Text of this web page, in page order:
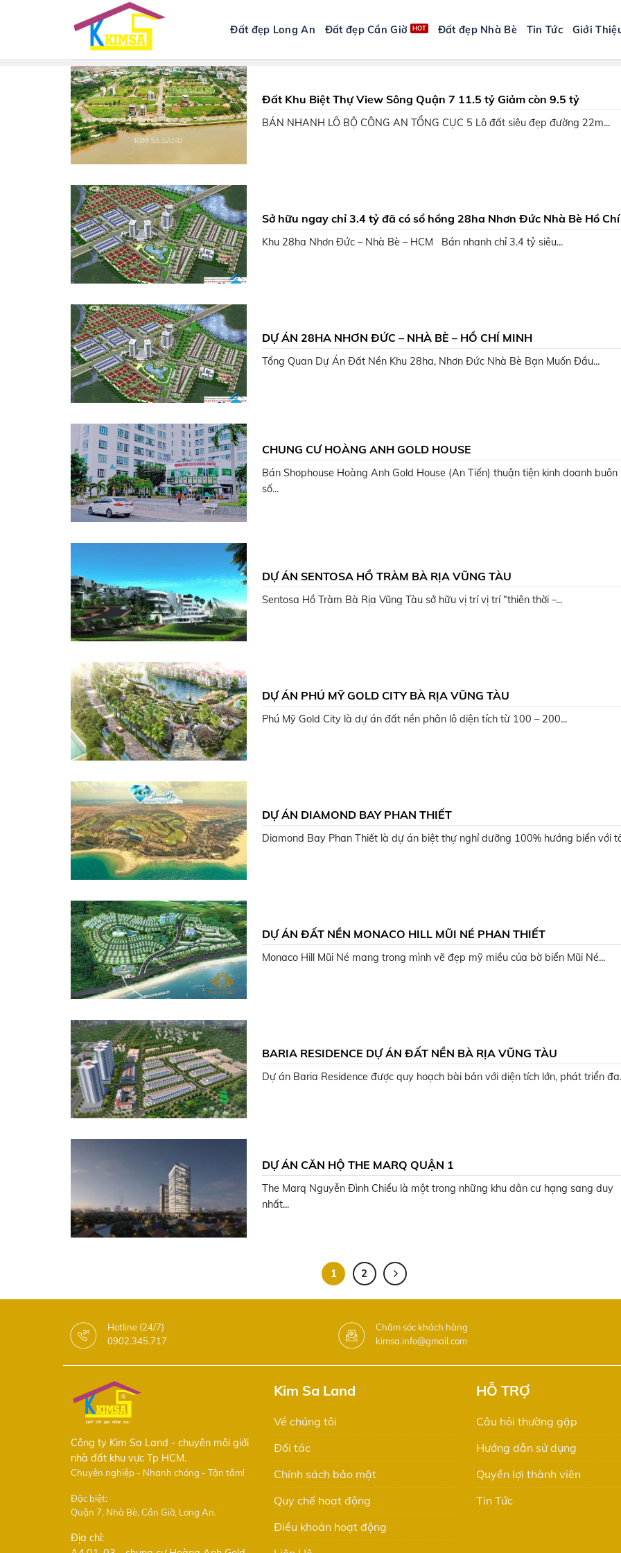
Đất đẹp Long An Đất đẹp Cần Giờ Đất đẹp Nhà Bè Tin Tức Giới
Đất Khu Biệt Thự View Sông Quận 7 11.5 tỷ Giảm còn 9.5 tỷ
BÁN NHANH LÔ BỘ CÔNG AN TỔNG CỤC 5 Lô đất siêu đẹp đường 22m...
Sở hữu ngay chỉ 3.4 tỷ đã có sổ hồng 28ha Nhơn Đức Nhà Bè Hồ Chí
Minh
Khu 28ha Nhơn Đức – Nhà Bè – HCM Bán nhanh chỉ 3.4 tỷ siêu...
DỰ ÁN 28HA NHƠN ĐỨC – NHÀ BÈ – HỒ CHÍ MINH
Tổng Quan Dự Án Đất Nền Khu 28ha, Nhơn Đức Nhà Bè Bạn Muốn Đầu...
CHUNG CƯ HOÀNG ANH GOLD HOUSE
Bán Shophouse Hoàng Anh Gold House (An Tiến) thuận tiện kinh doanh buôn
số...
DỰ ÁN SENTOSA HỒ TRÀM BÀ RỊA VŨNG TÀU
Sentosa Hồ Tràm Bà Rịa Vũng Tàu sở hữu vị trí vị trí “thiên thời –...
DỰ ÁN PHÚ MỸ GOLD CITY BÀ RỊA VŨNG TÀU
Phú Mỹ Gold City là dự án đất nền phân lô diện tích từ 100 – 200...
DỰ ÁN DIAMOND BAY PHAN THIẾT
Diamond Bay Phan Thiết là dự án biệt thự nghỉ dưỡng 100% hướng biển với
DỰ ÁN ĐẤT NỀN MONACO HILL MŨI NÉ PHAN THIẾT
Monaco Hill Mũi Né mang trong mình vẽ đẹp mỹ miều của bờ biển Mũi Né...
BARIA RESIDENCE DỰ ÁN ĐẤT NỀN BÀ RỊA VŨNG TÀU
Dự án Baria Residence được quy hoạch bài bản với diện tích lớn, phát triển
DỰ ÁN CĂN HỘ THE MARQ QUẬN 1
The Marq Nguyễn Đình Chiểu là một trong những khu dân cư hạng sang duy
nhất...
1 2
Hotline (24/7)
0902.345.717
Chăm sóc khách hàng
kimsa.info@gmail.com
Công ty Kim Sa Land - chuyên môi giới
nhà đất khu vực Tp HCM.
Chuyên nghiệp - Nhanh chóng - Tận tâm!
Đặc biệt:
Quận 7, Nhà Bè, Cần Giờ, Long An.
Địa chỉ:
Kim Sa Land
Về chúng tôi
Đối tác
Chính sách bảo mật
Quy chế hoạt động
Điều khoản hoạt động
HỖ TRỢ
Câu hỏi thường gặp
Hướng dẫn sử dụng
Quyền lợi thành viên
Tin Tức